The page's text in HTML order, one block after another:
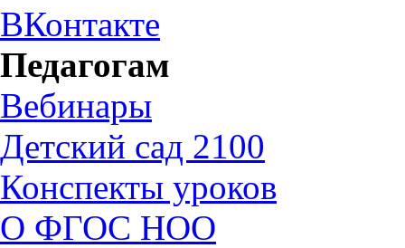
ВКонтакте
Педагогам
Вебинары
Детский сад 2100
Конспекты уроков
О ФГОС НОО